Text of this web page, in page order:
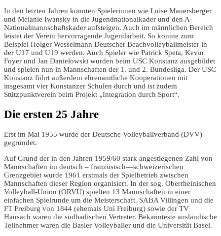
In den letzten Jahren konnten Spielerinnen wie Luise Mauersberger
und Melanie Iwansky in die Jugendnationalkader und den A-
Nationalmannschaftskader aufsteigen. Auch im männlichen Bereich
leistet der Verein hervorragende Jugendarbeit. So konnte zum
Beispiel Holger Wesselmann Deutscher Beachvolleyballmeister in
der U17 und U19 werden. Auch Spieler wie Patrick Speta, Kevin
Foyer und Jan Danielowski wurden beim USC Konstanz ausgebildet
und spielen nun in Mannschaften der 1. und 2. Bundesliga. Der USC
Konstanz führt außerdem ehrenamtliche Kooperationen mit
insgesamt vier Konstanzer Schulen durch und ist zudem
Stützpunktverein beim Projekt „Integration durch Sport“.
Die ersten 25 Jahre
Erst im Mai 1955 wurde der Deutsche Volleyballverband (DVV)
gegründet.
Auf Grund der in den Jahren 1959/60 stark angestiegenen Zahl von
Mannschaften im deutsch – französisch—schweizerischen
Grenzgebiet wurde 1961 erstmals der Spielbetrieb zwischen
Mannschaften dieser Region organisiert. In der sog. Oberrheinischen
Volleyball-Union (ORVU) spielten 13 Mannschaften in einer
einfachen Spielrunde um die Meisterschaft. SABA Villingen und die
FT Freiburg von 1844 (ehemals Uni Freiburg) sowie der TV
Hausach waren die südbadischen Vertreter. Bekannteste ausländische
Teilnehmer waren die Basler Volleyballer und die Uni­versität Basel.